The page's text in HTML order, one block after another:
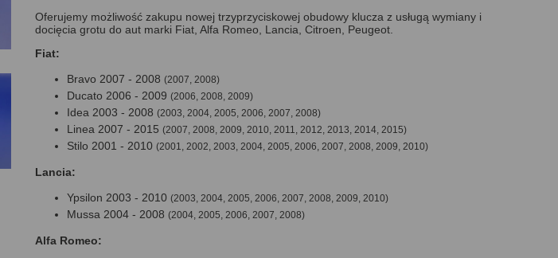
Oferujemy możliwość zakupu nowej trzyprzyciskowej obudowy klucza z usługą wymiany i
docięcia grotu do aut marki Fiat, Alfa Romeo, Lancia, Citroen, Peugeot.
Fiat:
Bravo 2007 - 2008 (2007, 2008)
Ducato 2006 - 2009 (2006, 2008, 2009)
Idea 2003 - 2008 (2003, 2004, 2005, 2006, 2007, 2008)
Linea 2007 - 2015 (2007, 2008, 2009, 2010, 2011, 2012, 2013, 2014, 2015)
Stilo 2001 - 2010 (2001, 2002, 2003, 2004, 2005, 2006, 2007, 2008, 2009, 2010)
Lancia:
Ypsilon 2003 - 2010 (2003, 2004, 2005, 2006, 2007, 2008, 2009, 2010)
Mussa 2004 - 2008 (2004, 2005, 2006, 2007, 2008)
Alfa Romeo: